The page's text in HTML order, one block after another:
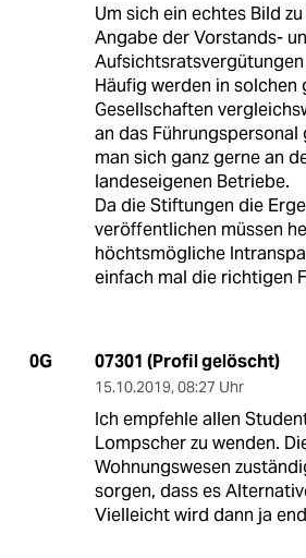
Um sich ein echtes Bild
Angabe der Vorstands-
Häufig werden in solchen
Gesellschaften
an das
man sich ganz gerne an
landeseigenen Betriebe.
Da die Stiftungen die
veröffentlichen müssen
höchtsmögliche
einfach mal die richtigen
0G 07301 (Profil gelöscht)
15.10.2019, 08:27 Uhr
Ich empfehle allen
Lompscher zu wenden.
Wohnungswesen
sorgen, dass es
Vielleicht wird dann ja